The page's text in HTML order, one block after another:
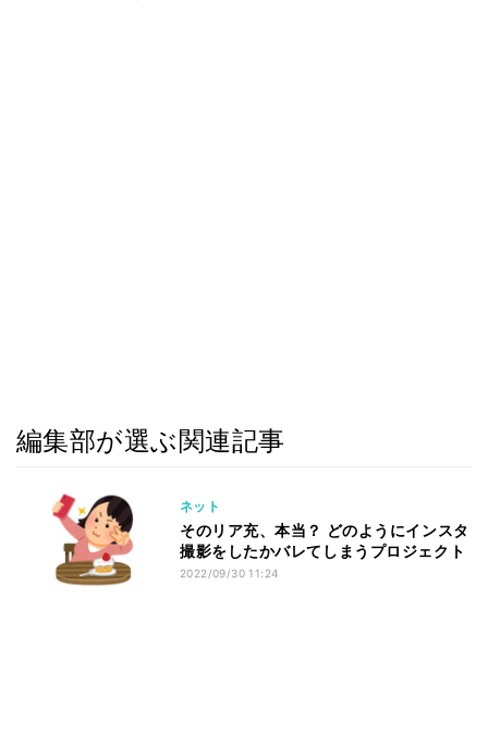
編集部が選ぶ関連記事
ネット
そのリア充、本当？ どのようにインスタ
撮影をしたかバレてしまうプロジェクト
2022/09/30 11:24